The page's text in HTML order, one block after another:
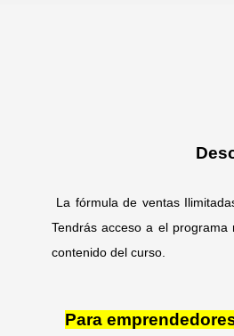
La fórmula de ventas
Tendrás acceso a el
contenido del curso.
Para